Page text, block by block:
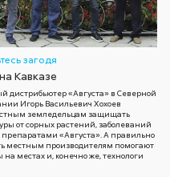
загодя
Кавказе
дистрибьютер «Августа» в Северной
Игорь Васильевич Хохоев
земледельцам защищать
от сорных растений, заболеваний
«Августа». А правильно
местным производителям помогают
местах и, конечно же, технологи